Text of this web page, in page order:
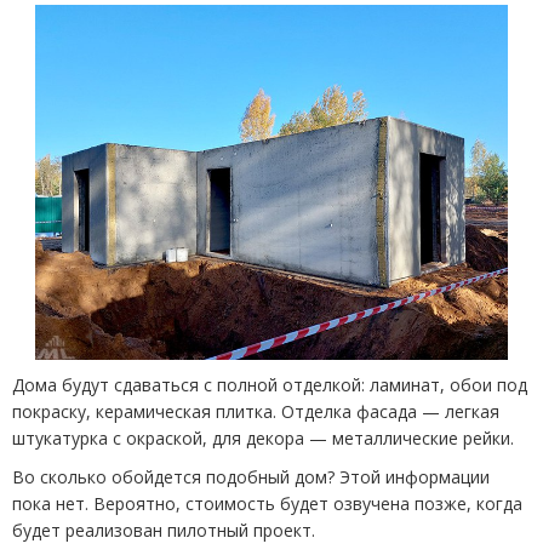
Дома будут сдаваться с полной отделкой: ламинат, обои под
покраску, керамическая плитка. Отделка фасада — легкая
штукатурка с окраской, для декора — металлические рейки.
Во сколько обойдется подобный дом? Этой информации
пока нет. Вероятно, стоимость будет озвучена позже, когда
будет реализован пилотный проект.